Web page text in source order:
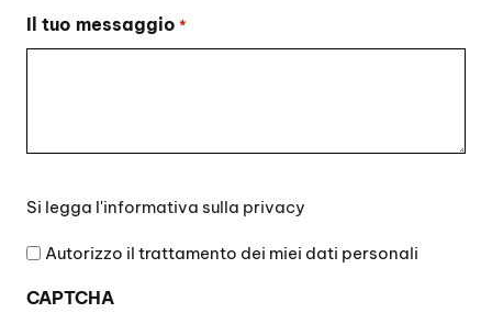
Il tuo messaggio *
legga
l'informativa
privacy
Si legga l'informativa sulla privacy
Autorizzo il trattamento dei miei dati personali
CAPTCHA